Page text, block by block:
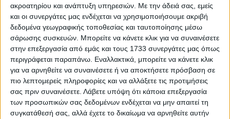
ακροατηρίου και ανάπτυξη υπηρεσιών. Με την άδειά σας, εμείς
και οι συνεργάτες μας ενδέχεται να χρησιμοποιήσουμε ακριβή
δεδομένα γεωγραφικής τοποθεσίας και ταυτοποίησης μέσω
σάρωσης συσκευών. Μπορείτε να κάνετε κλικ για να συναινέσετε
στην επεξεργασία από εμάς και τους 1733 συνεργάτες μας όπως
περιγράφεται παραπάνω. Εναλλακτικά, μπορείτε να κάνετε κλικ
για να αρνηθείτε να συναινέσετε ή να αποκτήσετε πρόσβαση σε
πιο λεπτομερείς πληροφορίες και να αλλάξετε τις προτιμήσεις
σας πριν συναινέσετε. Λάβετε υπόψη ότι κάποια επεξεργασία
των προσωπικών σας δεδομένων ενδέχεται να μην απαιτεί τη
συγκατάθεσή σας, αλλά έχετε το δικαίωμα να αρνηθείτε αυτήν
Θεσμικά 24.07.20 - 08:59
Στα βράχια πέφτει το γερασµένο
πρόγραµµα αγροτικών συµβούλων